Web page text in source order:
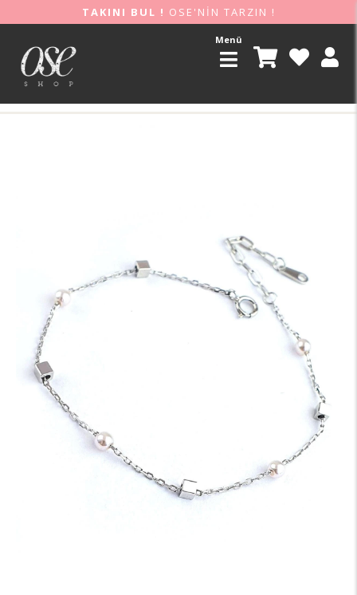
TAKINI BUL ! OSE'NİN TARZIN !
Menü